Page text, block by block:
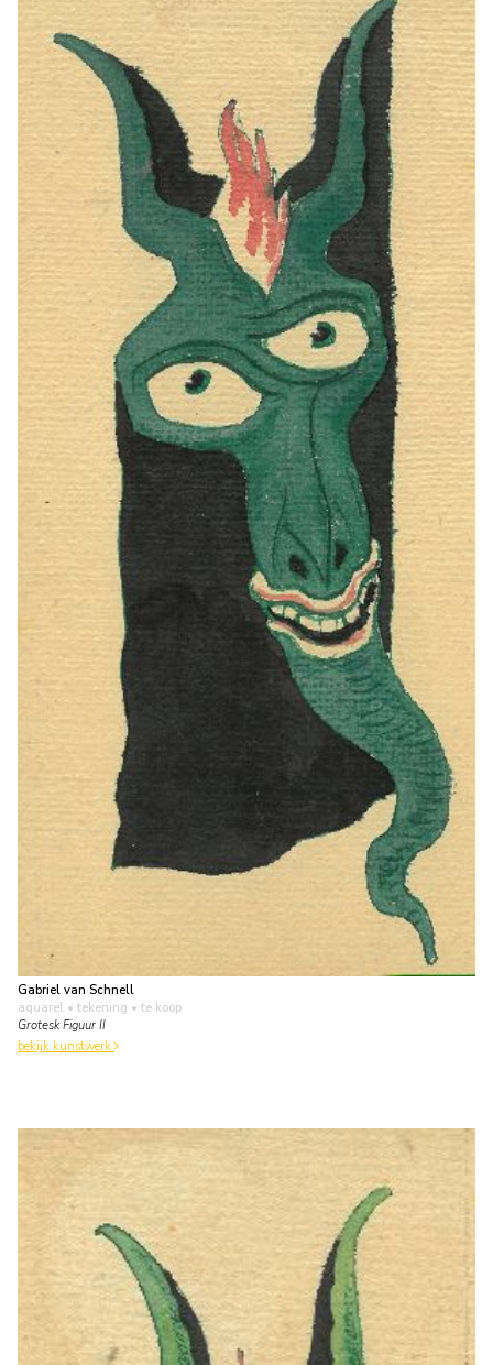
Gabriel van Schnell
aquarel • tekening • te koop
Grotesk Figuur II
bekijk kunstwerk